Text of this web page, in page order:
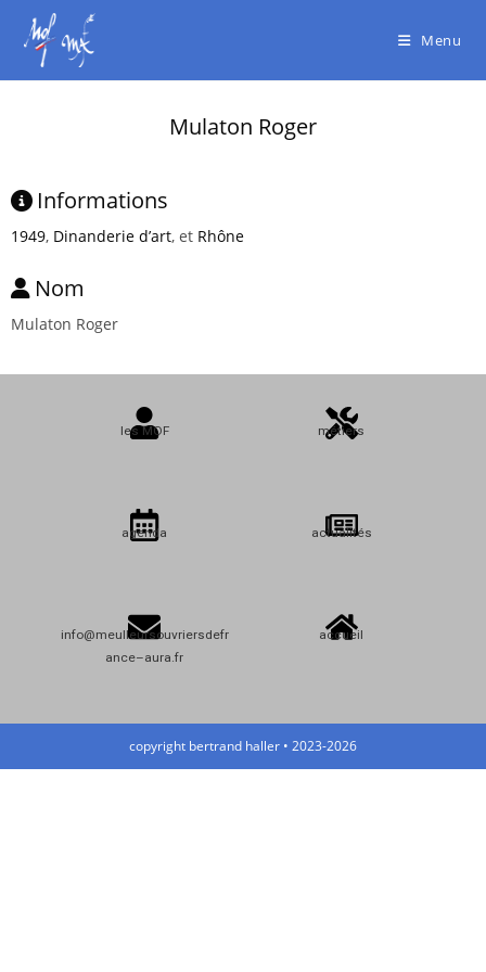
Menu
Mulaton Roger
Informations
1949, Dinanderie d’art, et Rhône
Nom
Mulaton Roger
les MOF métiers
agenda actualités
info@meulleursouvriersdefr
ance–aura.fr
accueil
copyright bertrand haller • 2023-2026